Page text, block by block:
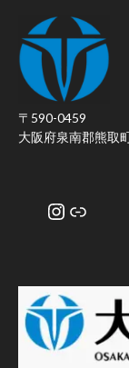
〒590-0459
大阪府泉南郡熊取
リンク